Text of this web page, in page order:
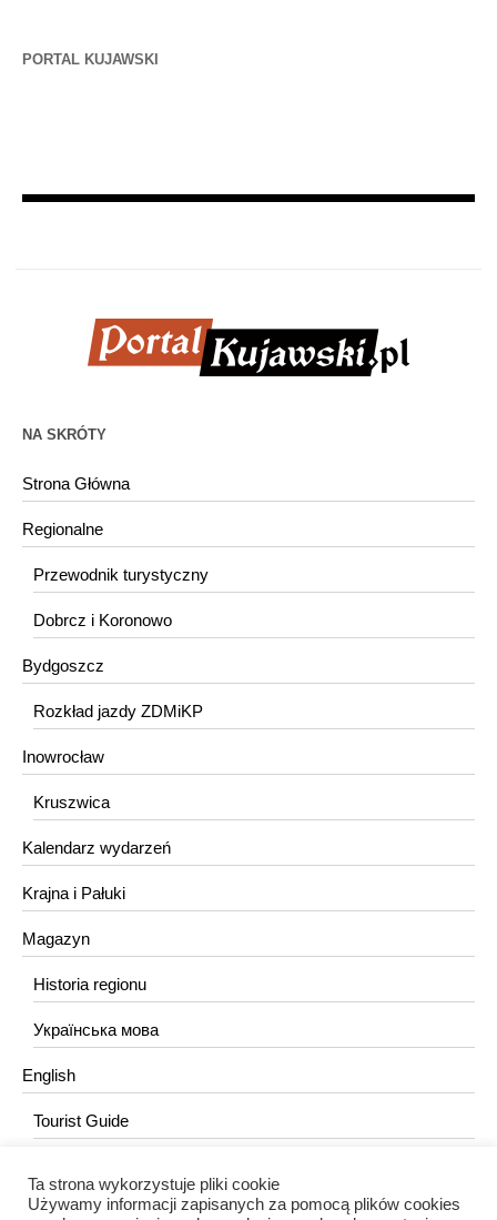
PORTAL KUJAWSKI
NA SKRÓTY
Strona Główna
Regionalne
Przewodnik turystyczny
Dobrcz i Koronowo
Bydgoszcz
Rozkład jazdy ZDMiKP
Inowrocław
Kruszwica
Kalendarz wydarzeń
Krajna i Pałuki
Magazyn
Historia regionu
Українська мова
English
Tourist Guide
KONTAKT
Ta strona wykorzystuje pliki cookie
Używamy informacji zapisanych za pomocą plików cookies